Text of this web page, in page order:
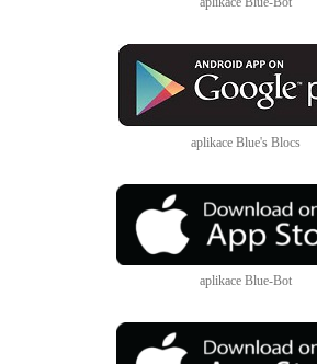
aplikace Blue's Blocs
aplikace Blue-Bot